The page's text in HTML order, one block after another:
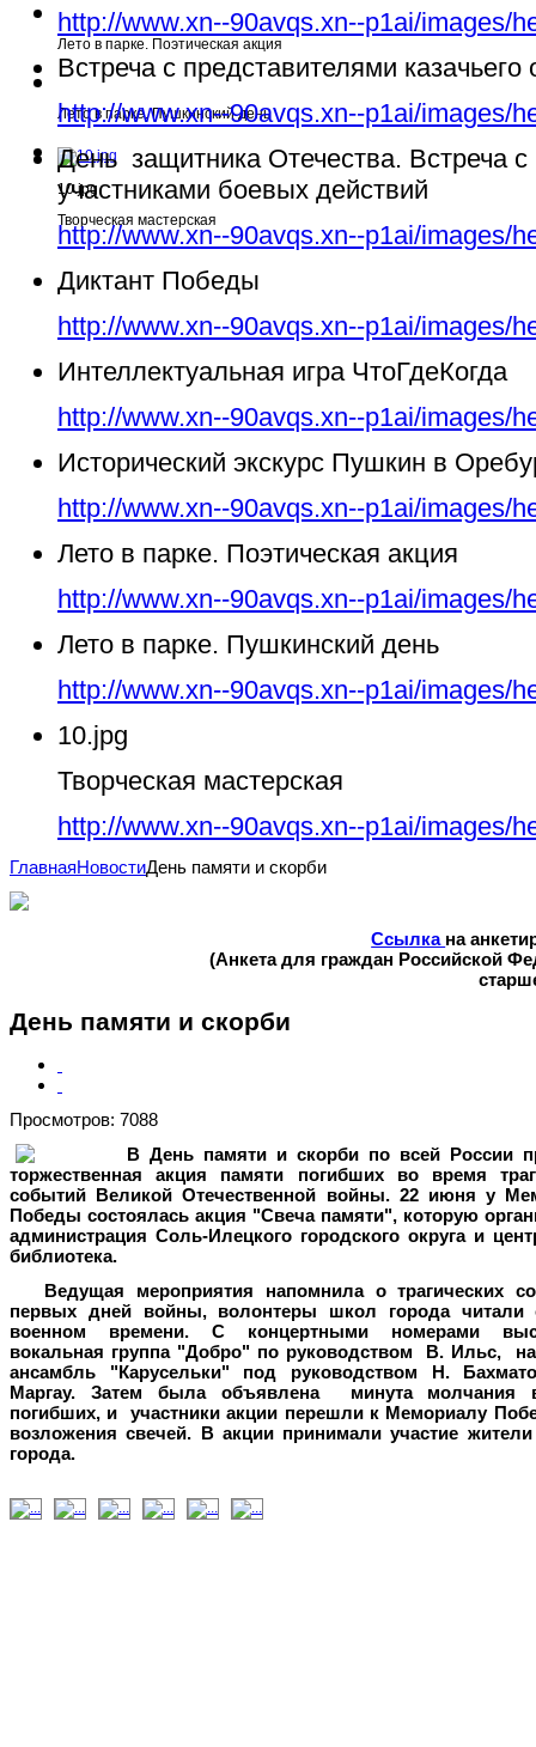
Лето в парке. Поэтическая акция
Лето в парке. Пушкинский день
10.jpg
Творческая мастерская
http://www.xn--90avqs.xn--p1ai/images/
Встреча с представителями
http://www.xn--90avqs.xn--p1ai/images/
День защитника Отечества. Встреча
участниками боевых действий
http://www.xn--90avqs.xn--p1ai/images/
Диктант Победы
http://www.xn--90avqs.xn--p1ai/images/
Интеллектуальная игра ЧтоГдеКогда
http://www.xn--90avqs.xn--p1ai/images/
Исторический экскурс Пушкин в
http://www.xn--90avqs.xn--p1ai/images/
Лето в парке. Поэтическая акция
http://www.xn--90avqs.xn--p1ai/images/
Лето в парке. Пушкинский день
http://www.xn--90avqs.xn--p1ai/images/
10.jpg
Творческая мастерская
http://www.xn--90avqs.xn--p1ai/images/
ГлавнаяНовостиДень памяти и скорби
Ссылка на
(Анкета для граждан Российской
День памяти и скорби
Просмотров: 7088
В День памяти и скорби по всей России
торжественная акция памяти погибших во время
событий Великой Отечественной войны. 22 июня у
Победы состоялась акция "Свеча памяти", которую
администрация Соль-Илецкого городского округа и
библиотека.
Ведущая мероприятия напомнила о трагических
первых дней войны, волонтеры школ города читали
военном времени. С концертными номерами
вокальная группа "Добро" по руководством В. Ильс,
ансамбль "Карусельки" под руководством Н.
Маргау. Затем была объявлена минута молчания
погибших, и участники акции перешли к Мемориалу
возложения свечей. В акции принимали участие жители
города.